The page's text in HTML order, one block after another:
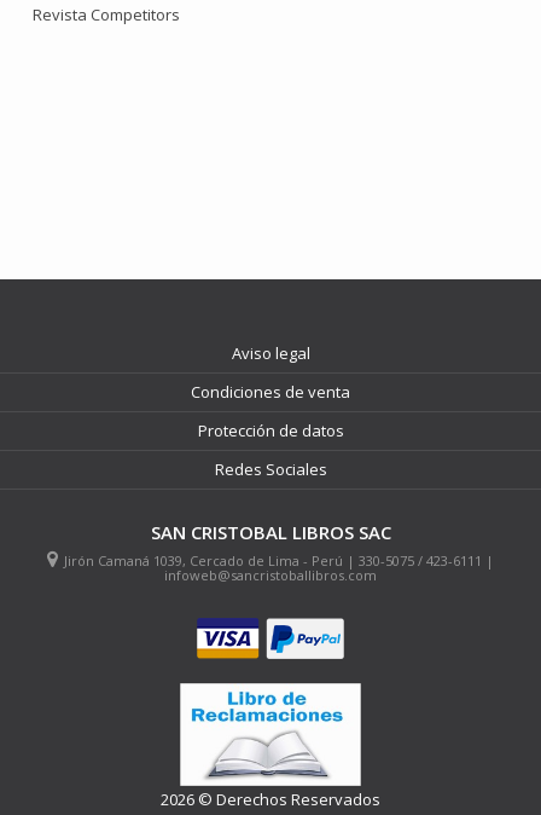
Revista Competitors
Aviso legal
Condiciones de venta
Protección de datos
Redes Sociales
SAN CRISTOBAL LIBROS SAC
Jirón Camaná 1039, Cercado de Lima - Perú | 330-5075 / 423-6111 |
infoweb@sancristoballibros.com
2026 © Derechos Reservados